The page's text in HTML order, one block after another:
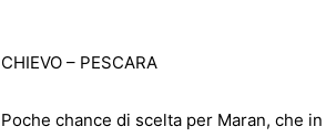
CHIEVO – PESCARA
Poche chance di scelta per Maran, che